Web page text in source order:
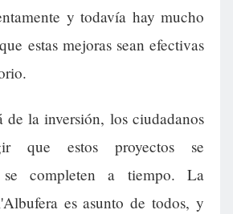
y todavía hay mucho
estas mejoras sean efectivas
de la inversión, los ciudadanos
que estos proyectos se
completen a tiempo. La
es asunto de todos, y